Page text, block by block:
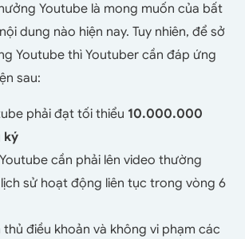
Youtube là mong muốn của bất
dung nào hiện nay. Tuy nhiên, để sở
Youtube thì Youtuber cần đáp ứng
sau:
phải đạt tối thiểu 10.000.000
ký
cần phải lên video thường
sử hoạt động liên tục trong vòng 6
thủ điều khoản và không vi phạm các